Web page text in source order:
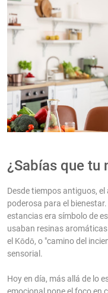
¿Sabías que tu
Desde tiempos antiguos,
poderosa para el
estancias era símbolo de
usaban resinas
el Kōdō, o "camino del
sensorial.
Hoy en día, más allá de lo